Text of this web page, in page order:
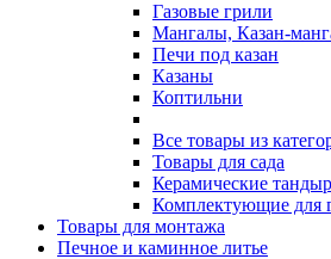
Газовые грили
Мангалы, Казан-
Печи под казан
Казаны
Коптильни
Все товары из
Товары для сада
Керамические
Комплектующие для
Товары для монтажа
Печное и каминное литье